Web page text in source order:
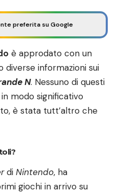
preferita su Google
è approdato con un
diverse informazioni sui
N. Nessuno di questi
modo significativo
è stata tutt’altro che
di Nintendo, ha
giochi in arrivo su